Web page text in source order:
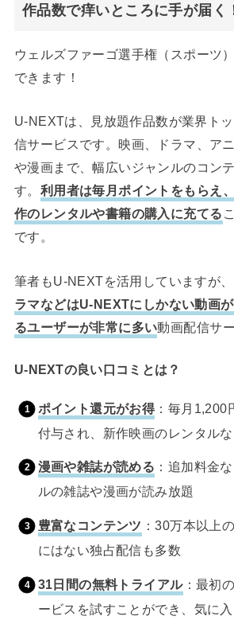
作品数で痒いところに手が届く
ウェルズファーゴ選手権（スポーツ
できます！
U-NEXTは、見放題作品数が業界ト
信サービスです。映画、ドラマ、ア
や漫画まで、幅広いジャンルのコン
す。 利用者は毎月ポイントをもらえ
作のレンタルや書籍の購入に充てる
です。
筆者もU-NEXTを活用していますが、
ラマなどはU-NEXTにしかない動画
るユーザーが非常に多い動画配信サ
U-NEXTの良い口コミとは？
ポイント還元がお得：毎月1,200
付与され、新作映画のレンタル
漫画や雑誌が読める ：追加料金
ルの雑誌や漫画が読み放題
豊富なコンテンツ ：30万本以上
にはない独占配信も多数
31日間の無料トライアル：最初
ービスを試すことができ、気に